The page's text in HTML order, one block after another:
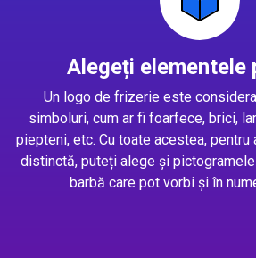
Alegeți elementele
Un logo de frizerie este
simboluri, cum ar fi foarfece, brici,
piepteni, etc. Cu toate acestea,
distinctă, puteți alege și
barbă care pot vorbi și în